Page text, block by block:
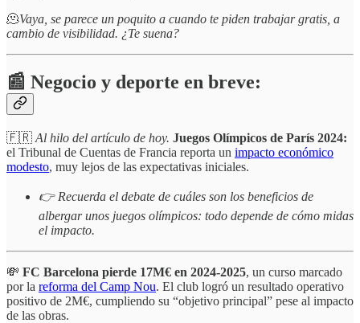
🫠Vaya, se parece un poquito a cuando te piden trabajar gratis, a
cambio de visibilidad. ¿Te suena?
📰 Negocio y deporte en breve:
🇫🇷 Al hilo del artículo de hoy. Juegos Olímpicos de París 2024:
el Tribunal de Cuentas de Francia reporta un impacto económico
modesto, muy lejos de las expectativas iniciales.
👉 Recuerda el debate de cuáles son los beneficios de
albergar unos juegos olímpicos: todo depende de cómo midas
el impacto.
💸 FC Barcelona pierde 17M€ en 2024-2025, un curso marcado
por la reforma del Camp Nou. El club logró un resultado operativo
positivo de 2M€, cumpliendo su “objetivo principal” pese al impacto
de las obras.